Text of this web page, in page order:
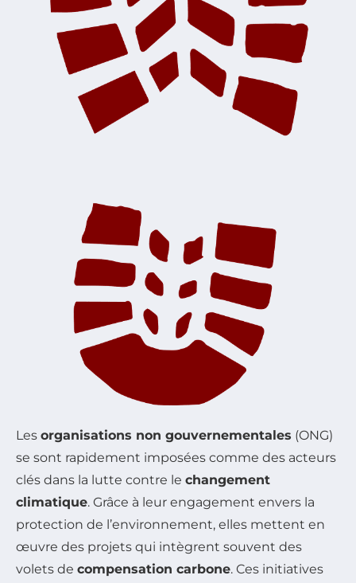
Les organisations non gouvernementales (ONG)
se sont rapidement imposées comme des acteurs
clés dans la lutte contre le changement
climatique. Grâce à leur engagement envers la
protection de l’environnement, elles mettent en
œuvre des projets qui intègrent souvent des
volets de compensation carbone. Ces initiatives